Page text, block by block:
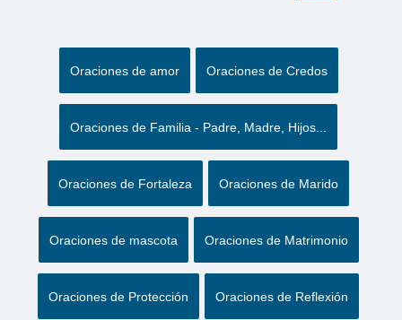
Oraciones de amor Oraciones de Credos
Oraciones de Familia - Padre, Madre, Hijos...
Oraciones de Fortaleza Oraciones de Marido
Oraciones de mascota Oraciones de Matrimonio
Oraciones de Protección Oraciones de Reflexión